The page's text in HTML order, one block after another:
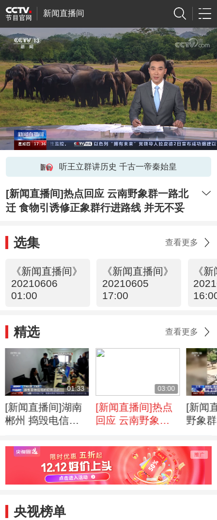
新闻直播间
听王立群讲历史 千古一帝秦始皇
[新闻直播间]热点回应 云南野象群一路北
迁 食物引诱修正象群行进路线 并无不妥
选集 查看更多
《新闻直播间》
20210606
01:00
《新闻直播间》
20210605
17:00
《
精选 查看更多
01:33
[新闻直播间]湖南
郴州 捣毁电信诈
03:00
[新闻直播间]热点
回应 云南野象群
诱修正象群行进路
线 并无不妥
[新闻
野象
当地
央视榜单